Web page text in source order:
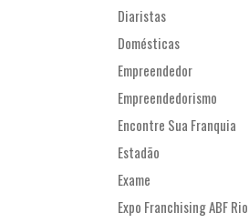
Diaristas
Domésticas
Empreendedor
Empreendedorismo
Encontre Sua Franquia
Estadão
Exame
Expo Franchising ABF